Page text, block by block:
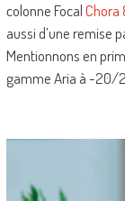
colonne FocalChora
aussi d’une remise
Mentionnons en
gamme Aria à -20/